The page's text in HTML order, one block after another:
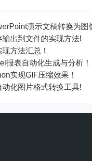
演示文稿转换为图
出到文件的实现方法!
方法汇总！
报表自动化生成与分析！
实现GIF压缩效果！
化图片格式转换工具!